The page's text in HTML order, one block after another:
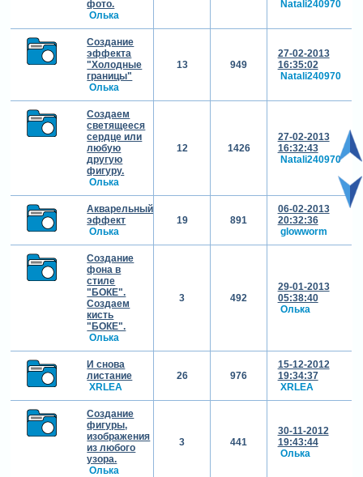
фото.
Олька
Natali240970
Создание
эффекта
"Холодные
границы"
Олька
13 949
27-02-2013
16:35:02
Natali240970
Создаем
светящееся
сердце или
любую
другую
фигуру.
Олька
12 1426
27-02-2013
16:32:43
Natali240970
Акварельный
эффект
Олька
19 891
06-02-2013
20:32:36
glowworm
Создание
фона в
стиле
"БОКЕ".
Создаем
кисть
"БОКЕ".
Олька
3 492
29-01-2013
05:38:40
Олька
И снова
листание
XRLEA
26 976
15-12-2012
19:34:37
XRLEA
Создание
фигуры,
изображения
из любого
узора.
Олька
3 441
30-11-2012
19:43:44
Олька